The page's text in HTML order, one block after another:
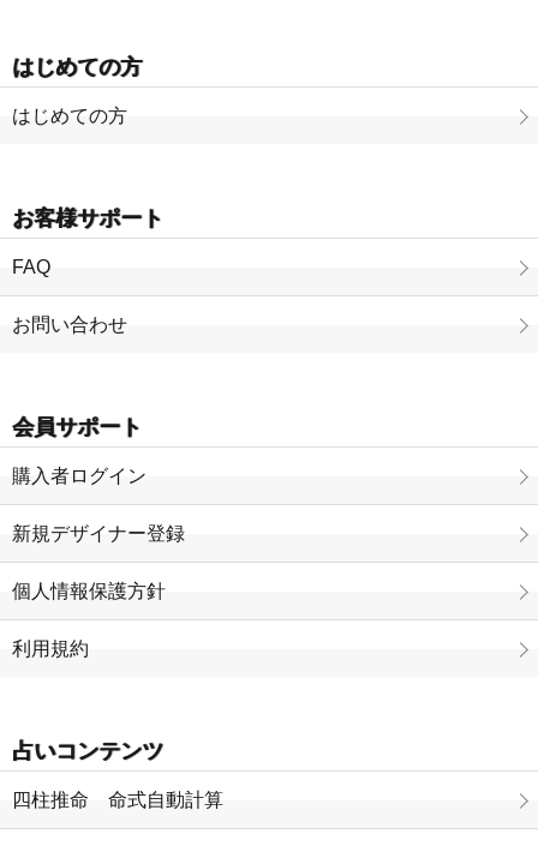
はじめての方
はじめての方
お客様サポート
FAQ
お問い合わせ
会員サポート
購入者ログイン
新規デザイナー登録
個人情報保護方針
利用規約
占いコンテンツ
四柱推命 命式自動計算